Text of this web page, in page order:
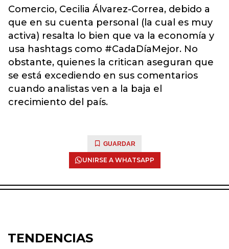
Comercio, Cecilia Álvarez-Correa, debido a
que en su cuenta personal (la cual es muy
activa) resalta lo bien que va la economía y
usa hashtags como #CadaDíaMejor. No
obstante, quienes la critican aseguran que
se está excediendo en sus comentarios
cuando analistas ven a la baja el
crecimiento del país.
GUARDAR
UNIRSE A WHATSAPP
TENDENCIAS